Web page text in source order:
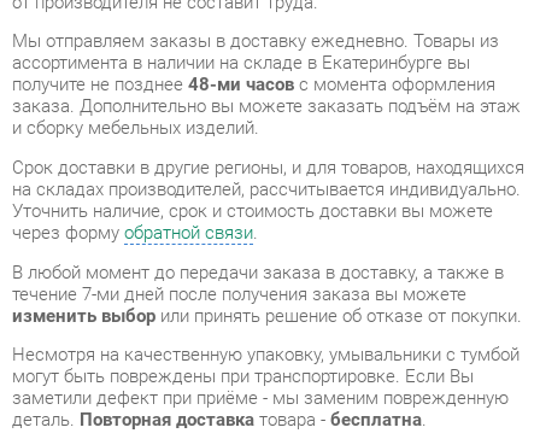
и сборку мебельных изделий.
Срок доставки в другие регионы, и для товаров, находящихся
на складах производителей, рассчитывается индивидуально.
Уточнить наличие, срок и стоимость доставки вы можете
через формуобратной связи.
течение 7-ми дней после получения заказа вы можете
изменить выборили принять решение об отказе от покупки.
Несмотря на качественную упаковку, умывальники с тумбой
заметили дефект при приёме - мы заменим поврежденную
деталь.Повторная доставкатовара -бесплатна.
На всю мебель категории Умывальники с тумбой
распространяетсягарантия 1 год, а на некоторые модели – 2
года с момента приобретения.
Тумба навесная Corozo Corozo Гольф 65 10525 Пайн - это
качественное изделие производстваCorozo,